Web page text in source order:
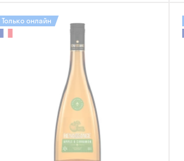
Только онлайн